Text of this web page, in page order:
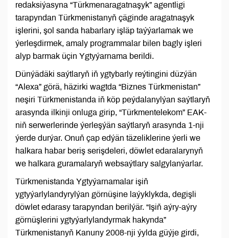
redaksiýasyna “Türkmenaragatnaşyk” agentligi
tarapyndan Türkmenistanyň çäginde aragatnaşyk
işlerini, şol sanda habarlary işläp taýýarlamak we
ýerleşdirmek, amaly programmalar bilen bagly işleri
alyp barmak üçin Ygtyýarnama berildi.
Dünýädäki saýtlaryň iň ygtybarly reýtingini düzýän
“Alexa” görä, häzirki wagtda “Biznes Türkmenistan”
neşiri Türkmenistanda iň köp peýdalanylýan saýtlaryň
arasynda ilkinji onluga girip, “Türkmentelekom” EAK-
niň serwerlerinde ýerleşýän saýtlaryň arasynda 1-nji
ýerde durýar. Onuň çap edýän täzeliklerine ýerli we
halkara habar beriş serişdeleri, döwlet edaralarynyň
we halkara guramalaryň websaýtlary salgylanýarlar.
Türkmenistanda Ygtyýarnamalar işiň
ygtyýarlylandyrylýan görnüşine laýyklykda, degişli
döwlet edarasy tarapyndan berilýär. “Işiň aýry-aýry
görnüşlerini ygtyýarlylandyrmak hakynda”
Türkmenistanyň Kanuny 2008-nji ýylda güýje girdi,